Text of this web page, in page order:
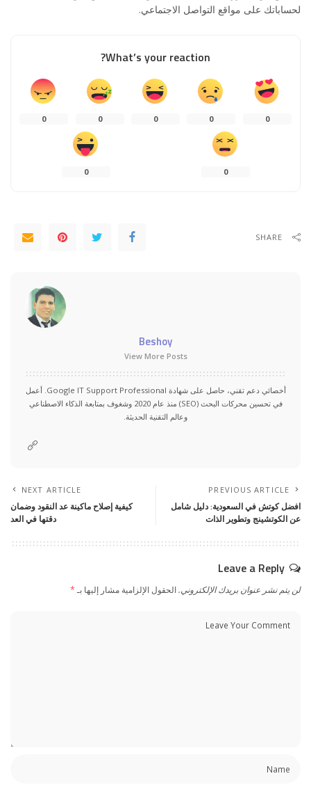
لحساباتك على مواقع التواصل الاجتماعي.
What’s your reaction?
0
0
0
0
0
0
0
SHARE
Beshoy
View More Posts
أخصائي دعم تقني، حاصل على شهادة Google IT Support Professional. أعمل
في تحسين محركات البحث (SEO) منذ عام 2020 وشغوف بمتابعة الذكاء الاصطناعي
وعالم التقنية الحديثة.
PREVIOUS ARTICLE
افضل كوتش في السعودية: دليل شامل
عن الكوتشينج وتطوير الذات
NEXT ARTICLE
كيفية إصلاح ماكينة عد النقود وضمان
دقتها في العد
Leave a Reply
لن يتم نشر عنوان بريدك الإلكتروني.الحقول الإلزامية مشار إليها بـ*